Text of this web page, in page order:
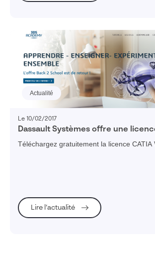
Actualité
Le 10/02/2017
Dassault Systèmes offre une
Student Edition aux étudiants
Téléchargez gratuitement la licence CATIA
Lire l’actualité